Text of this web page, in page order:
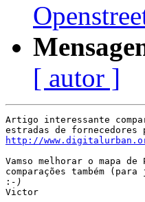
[ autor ]
Artigo interessante
http://
Vamso melhorar o mapa
comparações também
: